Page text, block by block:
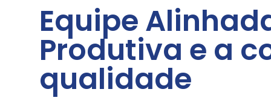
Equipe
Produtiva e a
qualidade